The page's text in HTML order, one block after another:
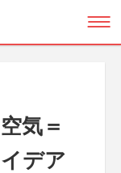
気＝
デア